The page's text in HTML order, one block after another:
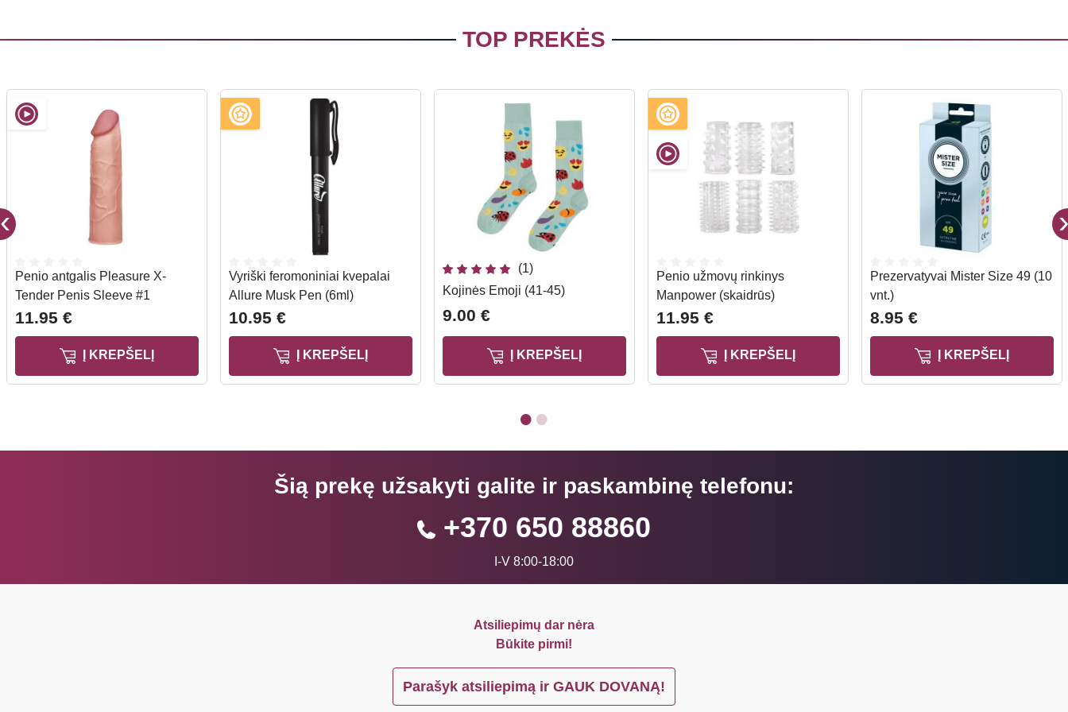
TOP PREKĖS
Penio antgalis Pleasure X-
Tender Penis Sleeve #1
11.95 €
Į KREPŠELĮ
Vyriški feromoniniai kvepalai
Allure Musk Pen (6ml)
10.95 €
Į KREPŠELĮ
(1)
Kojinės Emoji (41-45)
9.00 €
Į KREPŠELĮ
Penio užmovų rinkinys
Manpower (skaidrūs)
11.95 €
Į KREPŠELĮ
Prezervatyvai Mister Size 49 (10
vnt.)
8.95 €
Į KREPŠELĮ
Šią prekę užsakyti galite ir paskambinę telefonu:
+370 650 88860
I-V 8:00-18:00
Atsiliepimų dar nėra
Būkite pirmi!
Parašyk atsiliepimą ir GAUK DOVANĄ!